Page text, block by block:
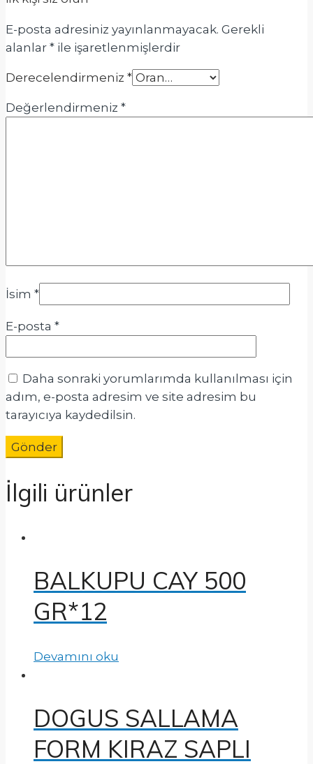
E-posta adresiniz yayınlanmayacak. Gerekli
alanlar * ile işaretlenmişlerdir
Derecelendirmeniz *
Değerlendirmeniz *
İsim *
E-posta *
Daha sonraki yorumlarımda kullanılması için
adım, e-posta adresim ve site adresim bu
tarayıcıya kaydedilsin.
İlgili ürünler
BALKUPU CAY 500
GR*12
Devamını oku
DOGUS SALLAMA
FORM KIRAZ SAPLI